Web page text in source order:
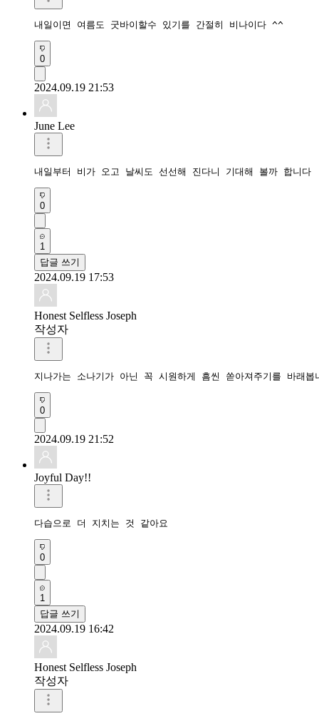
내일이면 여름도 굿바이할수 있기를 간절히 비나이다 ^^
0
2024.09.19 21:53
June Lee
내일부터 비가 오고 날씨도 선선해 진다니 기대해 볼까 합니다
0
1
답글 쓰기
2024.09.19 17:53
Honest Selfless Joseph
작성자
지나가는 소나기가 아닌 꼭 시원하게 흠씬 쏟아져주기를 바래봅
0
2024.09.19 21:52
Joyful Day!!
다습으로 더 지치는 것 같아요
0
1
답글 쓰기
2024.09.19 16:42
Honest Selfless Joseph
작성자